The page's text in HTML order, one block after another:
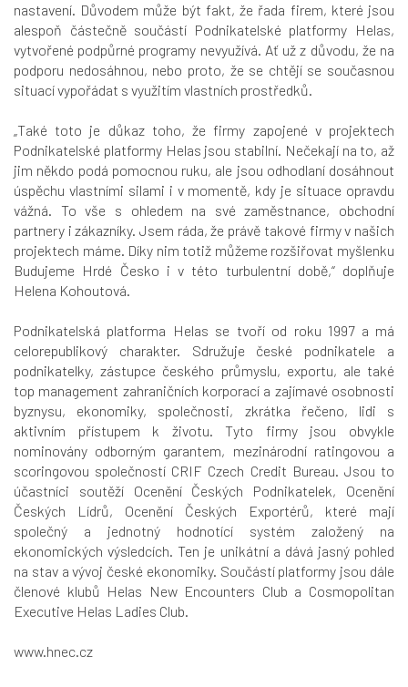
nastavení. Důvodem může být fakt, že řada firem, které jsou
alespoň částečně součástí Podnikatelské platformy Helas,
vytvořené podpůrné programy nevyužívá. Ať už z důvodu, že na
podporu nedosáhnou, nebo proto, že se chtějí se současnou
situací vypořádat s využitím vlastních prostředků.
„Také toto je důkaz toho, že firmy zapojené v projektech
Podnikatelské platformy Helas jsou stabilní. Nečekají na to, až
jim někdo podá pomocnou ruku, ale jsou odhodlaní dosáhnout
úspěchu vlastními silami i v momentě, kdy je situace opravdu
vážná. To vše s ohledem na své zaměstnance, obchodní
partnery i zákazníky. Jsem ráda, že právě takové firmy v našich
projektech máme. Díky nim totiž můžeme rozšiřovat myšlenku
Budujeme Hrdé Česko i v této turbulentní době,“ doplňuje
Helena Kohoutová.
Podnikatelská platforma Helas se tvoří od roku 1997 a má
celorepublikový charakter. Sdružuje české podnikatele a
podnikatelky, zástupce českého průmyslu, exportu, ale také
top management zahraničních korporací a zajímavé osobnosti
byznysu, ekonomiky, společnosti, zkrátka řečeno, lidi s
aktivním přístupem k životu. Tyto firmy jsou obvykle
nominovány odborným garantem, mezinárodní ratingovou a
scoringovou společností CRIF Czech Credit Bureau. Jsou to
účastníci soutěží Ocenění Českých Podnikatelek, Ocenění
Českých Lídrů, Ocenění Českých Exportérů, které mají
společný a jednotný hodnotící systém založený na
ekonomických výsledcích. Ten je unikátní a dává jasný pohled
na stav a vývoj české ekonomiky. Součástí platformy jsou dále
členové klubů Helas New Encounters Club a Cosmopolitan
Executive Helas Ladies Club.
www.hnec.cz